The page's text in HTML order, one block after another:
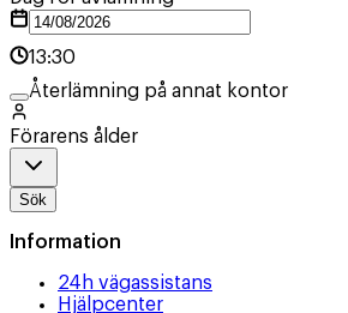
13:30
Återlämning på annat kontor
Förarens ålder
Sök
Information
24h vägassistans
Hjälpcenter